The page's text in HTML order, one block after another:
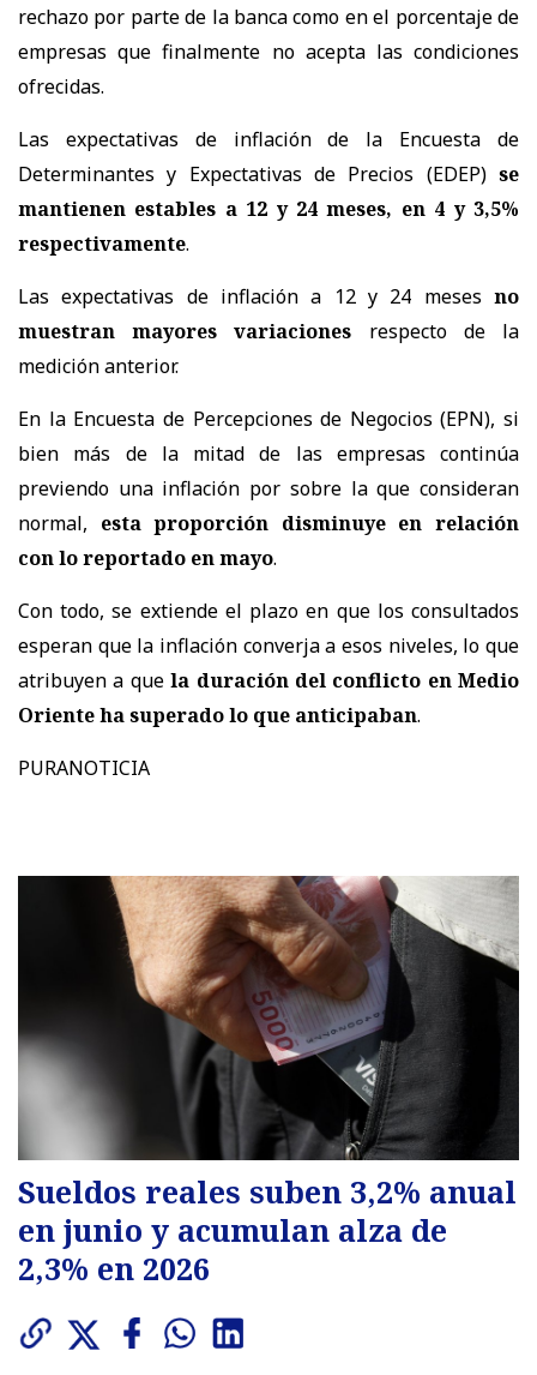
rechazo por parte de la banca como en el porcentaje de
empresas que finalmente no acepta las condiciones
ofrecidas.
Las expectativas de inflación de la Encuesta de
Determinantes y Expectativas de Precios (EDEP) se
mantienen estables a 12 y 24 meses, en 4 y 3,5%
respectivamente.
Las expectativas de inflación a 12 y 24 meses no
muestran mayores variaciones respecto de la
medición anterior.
En la Encuesta de Percepciones de Negocios (EPN), si
bien más de la mitad de las empresas continúa
previendo una inflación por sobre la que consideran
normal, esta proporción disminuye en relación
con lo reportado en mayo.
Con todo, se extiende el plazo en que los consultados
esperan que la inflación converja a esos niveles, lo que
atribuyen a quela duración del conflicto en Medio
Oriente ha superado lo que anticipaban.
PURANOTICIA
Sueldos reales suben 3,2% anual
en junio y acumulan alza de
2,3% en 2026